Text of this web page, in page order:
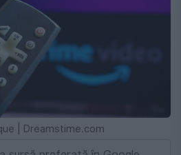
| Dreamstime.com